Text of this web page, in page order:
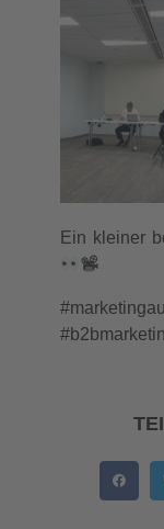
Ein kleiner